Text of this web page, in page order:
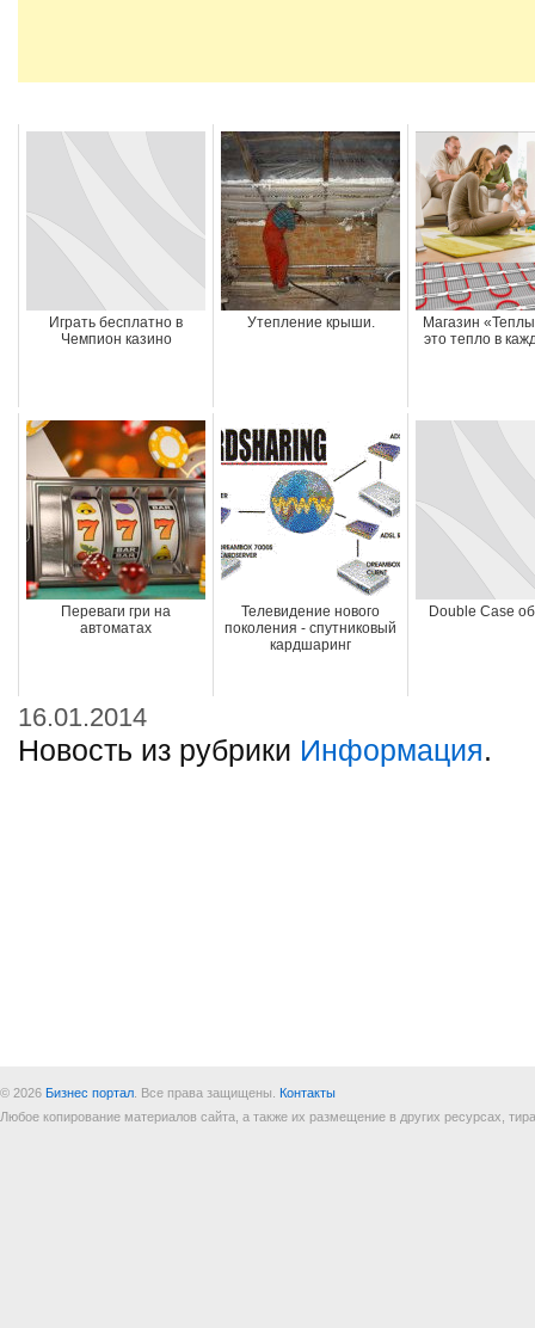
Играть бесплатно в
Чемпион казино
Утепление крыши.
Магазин
это тепло в
Переваги гри на
автоматах
Телевидение нового
поколения - спутниковый
кардшаринг
Double Case
16.01.2014
Новость из рубрики Информация.
© 2026 Бизнес портал . Все права защищены. Контакты
Любое копирование материалов сайта, а также их размещение в других ресурсах,